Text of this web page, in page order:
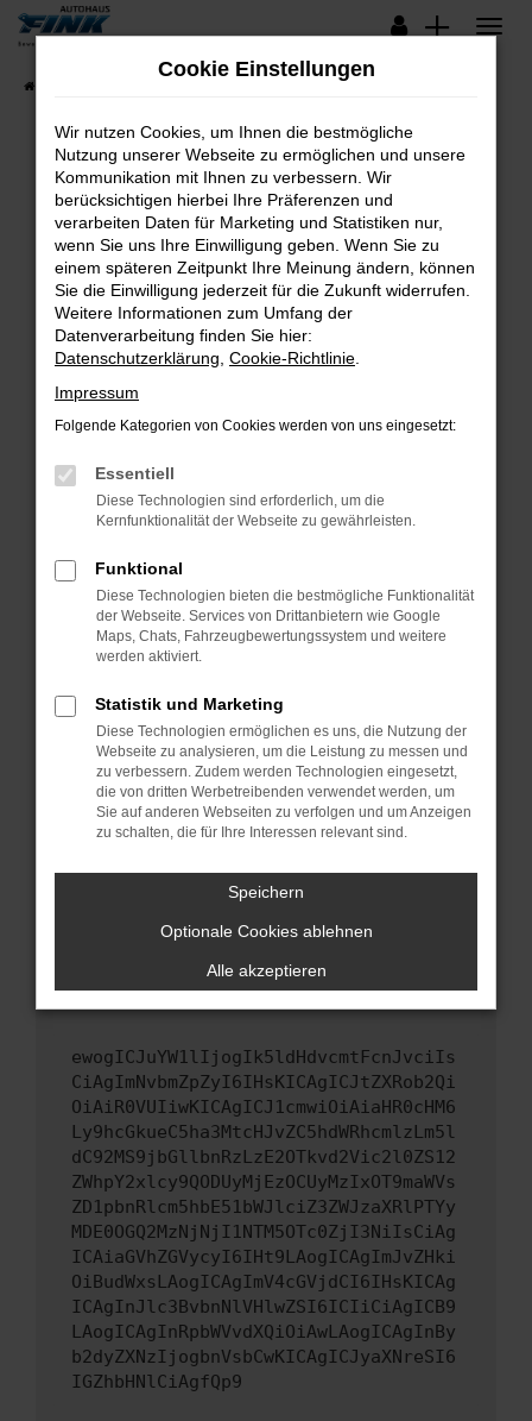
Zum
springen
Lagerfahrzeuge
Fehler: Network Error
Beim Laden ist ein Fehler aufgetreten.
Hier sind ein paar Tipps, die dir helfen können:
Überprüfe deine Firewall und deine
Internetverbindung.
Laden andere Webseiten, zum Beispiel deine
Suchmaschine?
Prüfe deine Browsererweiterungen.
können das Laden bestimmter Seiten
verhindern. Funktioniert die Seite in einem
anderen Browser oder in einem privaten
Starte dein Gerät neu.
Das kann manchmal helfen, vorübergehende
Probleme zu beheben.
Betriebssystem auf dem neuesten Stand
sind.
Veraltete Software birgt nicht nur ein
Sicherheitsrisiko, sondern kann auch dazu
führen, dass bestimmte Funktionen nicht mehr
unterstützt werden.
Wende dich an den Webseitenbetreiber.
Wenn du alle oben genannten Schritte versucht
hast, kontaktiere uns bitte. Wir werden
versuchen, das Problem zu beheben. Du kannst
uns diesen Text schicken, um uns bei der
ewogICJuYW1lIjogIk5ldHdvcmtFcnJvciIs
CiAgImNvbmZpZyI6IHsKICAgICJtZXRob2Qi
OiAiR0VUIiwKICAgICJ1cmwiOiAiaHR0cHM6
Ly9hcGkueC5ha3MtcHJvZC5hdWRhcmlzLm5l
dC92MS9jbGllbnRzLzE2OTkvd2Vic2l0ZS12
ZWhpY2xlcy9QODUyMjEzOCUyMzIxOT9maWVs
ZD1pbnRlcm5hbE51bWJlciZ3ZWJzaXRlPTYy
MDE0OGQ2MzNjNjI1NTM5OTc0ZjI3NiIsCiAg
ICAiaGVhZGVycyI6IHt9LAogICAgImJvZHki
OiBudWxsLAogICAgImV4cGVjdCI6IHsKICAg
ICAgInJlc3BvbnNlVHlwZSI6ICIiCiAgICB9
LAogICAgInRpbWVvdXQiOiAwLAogICAgInBy
b2dyZXNzIjogbnVsbCwKICAgICJyaXNreSI6
IGZhbHNlCiAgfQp9
Cookie Einstellungen
Wir nutzen Cookies, um Ihnen die bestmögliche
Nutzung unserer Webseite zu ermöglichen und unsere
Kommunikation mit Ihnen zu verbessern. Wir
berücksichtigen hierbei Ihre Präferenzen und
verarbeiten Daten für Marketing und Statistiken nur,
wenn Sie uns Ihre Einwilligung geben. Wenn Sie zu
einem späteren Zeitpunkt Ihre Meinung ändern, können
Sie die Einwilligung jederzeit für die Zukunft widerrufen.
Weitere Informationen zum Umfang der
Datenverarbeitung finden Sie hier:
Datenschutzerklärung Cookie-Richtlinie
Impressum
Folgende Kategorien von Cookies werden von uns eingesetzt:
Essentiell
Diese Technologien sind erforderlich, um die
Kernfunktionalität der Webseite zu gewährleisten.
Funktional
Diese Technologien bieten die bestmögliche Funktionalität
der Webseite. Services von Drittanbietern wie Google
Maps, Chats, Fahrzeugbewertungssystem und weitere
werden aktiviert.
Statistik und Marketing
Diese Technologien ermöglichen es uns, die Nutzung der
Webseite zu analysieren, um die Leistung zu messen und
zu verbessern. Zudem werden Technologien eingesetzt,
die von dritten Werbetreibenden verwendet werden, um
Sie auf anderen Webseiten zu verfolgen und um Anzeigen
zu schalten, die für Ihre Interessen relevant sind.
Speichern
Optionale Cookies ablehnen
Alle akzeptieren